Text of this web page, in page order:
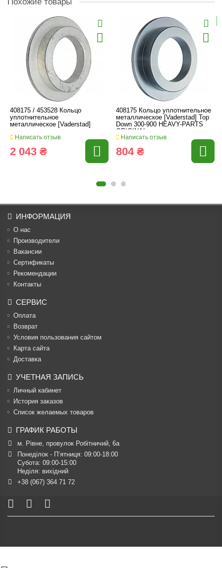
408175 / 453528 Кольцо
уплотнительное
металлическое [Vaderstad]
Написать отзыв
2 043 ₴
408175 Кольцо уплотнительное
металлическое [Vaderstad] Top
Down 300-900 HEAVY-PARTS
ORIGINAL
Написать отзыв
804 ₴
ИНФОРМАЦИЯ
О нас
Производители
Вакансии
Cертификаты
Рекомендации
Контакты
СЕРВИС
Оплата
Возврат
Условия пользования сайтом
Карта сайта
Доставка
УЧЕТНАЯ ЗАПИСЬ
Личный кабинет
История заказов
Список желаемых товаров
ГРАФИК РАБОТЫ
м. Рівне, провулок Робітничий, 6а
Понеділок - П’ятниця: 09:00-18:00
Субота: 09:00-15:00
Неділя: вихідний
+38 (067) 364 71 72